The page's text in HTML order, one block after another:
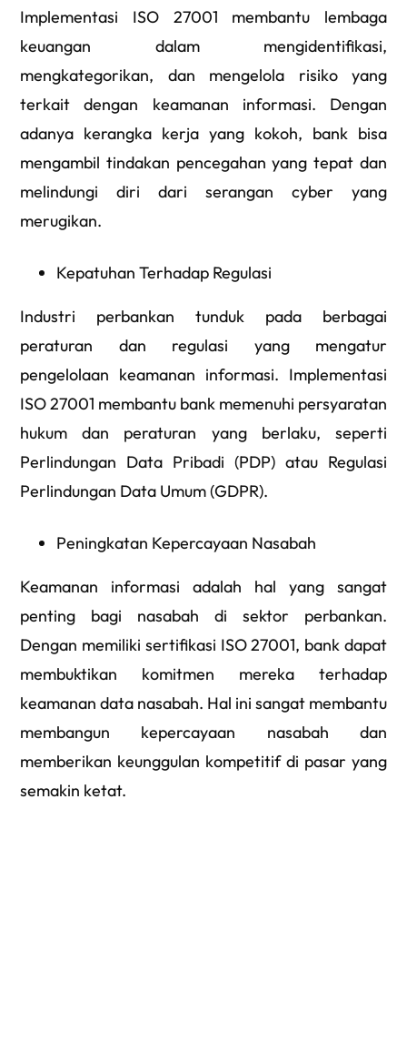
Implementasi ISO 27001 membantu lembaga
keuangan dalam mengidentifikasi,
mengkategorikan, dan mengelola risiko yang
terkait dengan keamanan informasi. Dengan
adanya kerangka kerja yang kokoh, bank bisa
mengambil tindakan pencegahan yang tepat dan
melindungi diri dari serangan cyber yang
merugikan.
Kepatuhan Terhadap Regulasi
Industri perbankan tunduk pada berbagai
peraturan dan regulasi yang mengatur
pengelolaan keamanan informasi. Implementasi
ISO 27001 membantu bank memenuhi persyaratan
hukum dan peraturan yang berlaku, seperti
Perlindungan Data Pribadi (PDP) atau Regulasi
Perlindungan Data Umum (GDPR).
Peningkatan Kepercayaan Nasabah
Keamanan informasi adalah hal yang sangat
penting bagi nasabah di sektor perbankan.
Dengan memiliki sertifikasi ISO 27001, bank dapat
membuktikan komitmen mereka terhadap
keamanan data nasabah. Hal ini sangat membantu
membangun kepercayaan nasabah dan
memberikan keunggulan kompetitif di pasar yang
semakin ketat.